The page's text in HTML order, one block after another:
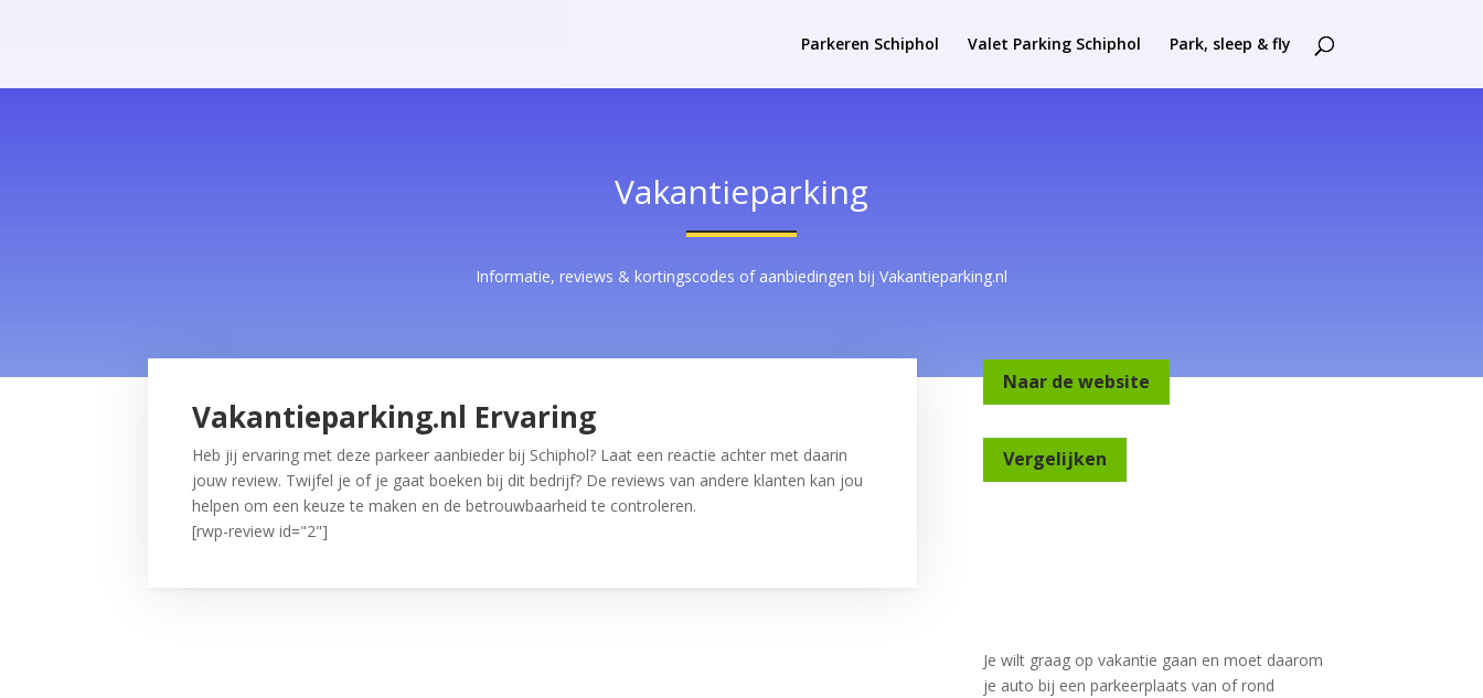
Parkeren Schiphol Valet Parking Schiphol Park, sleep & fly
Vakantieparking
Informatie, reviews & kortingscodes of aanbiedingen bij Vakantieparking.nl
Vakantieparking.nl Ervaring
Heb jij ervaring met deze parkeer aanbieder bij Schiphol? Laat een reactie achter met daarin
jouw review. Twijfel je of je gaat boeken bij dit bedrijf? De reviews van andere klanten kan jou
helpen om een keuze te maken en de betrouwbaarheid te controleren.
[rwp-review id="2"]
Naar de website
Vergelijken
Je wilt graag op vakantie gaan en moet daarom
je auto bij een parkeerplaats van of rond